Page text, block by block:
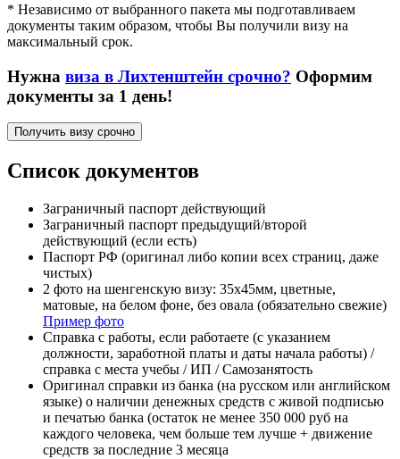
* Независимо от выбранного пакета мы подготавливаем
документы таким образом, чтобы Вы получили визу на
максимальный срок.
Нужна виза в Лихтенштейн срочно? Оформим
документы за 1 день!
Получить визу срочно
Список документов
Заграничный паспорт действующий
Заграничный паспорт предыдущий/второй
действующий (если есть)
Паспорт РФ (оригинал либо копии всех страниц, даже
чистых)
2 фото на шенгенскую визу: 35x45мм, цветные,
матовые, на белом фоне, без овала (обязательно свежие)
Пример фото
Справка с работы, если работаете (с указанием
должности, заработной платы и даты начала работы) /
справка с места учебы / ИП / Самозанятость
Оригинал справки из банка (на русском или английском
языке) о наличии денежных средств с живой подписью
и печатью банка (остаток не менее 350 000 руб на
каждого человека, чем больше тем лучше + движение
средств за последние 3 месяца